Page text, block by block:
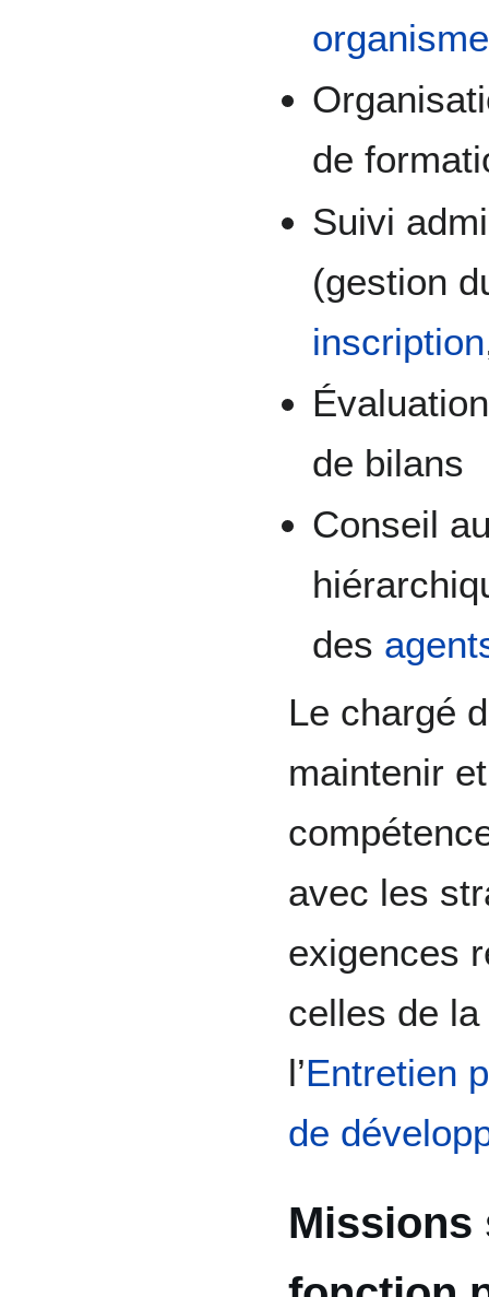
de
Suivi
(gestion
inscription
de bilans
Conseil
des
Le chargé
maintenir
avec les
exigences
celles de la
l’Entretien
de
Missions